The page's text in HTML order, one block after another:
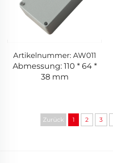
Artikelnummer: AW011
Abmessung: 110 * 64 *
38 mm
Zurück 1 2 3